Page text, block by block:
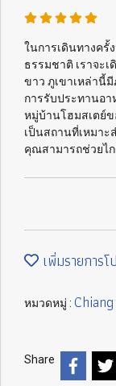
ในการเดินทางค
ธรรมชาติ เราจะ
ขาว ภูเขาเหล่านี้
การรับประทานอา
หมู่บ้านโฮมสเตย์ข
เป็นสถานที่เหมาะ
คุณสามารถช่วยไ
เพิ่มรายการโ
หมวดหมู่ :
Share